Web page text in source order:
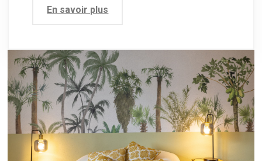
En savoir plus